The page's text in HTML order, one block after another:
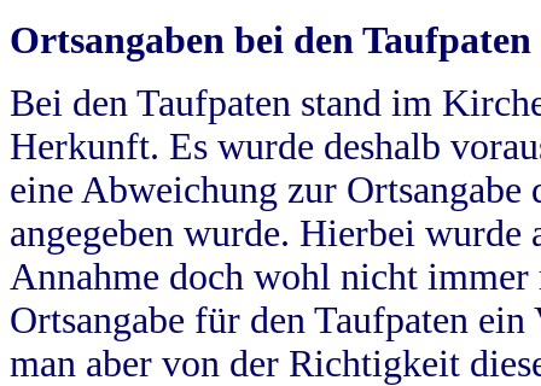
Ortsangaben bei den Taufpaten
Bei den Taufpaten stand im
Herkunft. Es wurde deshalb
eine Abweichung zur
angegeben wurde. Hierbei wurde
Annahme doch wohl nicht
Ortsangabe für den Taufpaten
man aber von der Richtigkeit